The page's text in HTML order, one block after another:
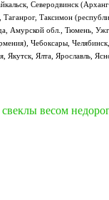
Северодвинск
Таксимон
Амурской обл., Тюмень,
Чебоксары,
Якутск, Ялта, Ярославль,
весом